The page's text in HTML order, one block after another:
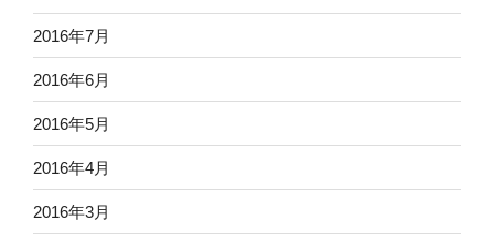
2016年7月
2016年6月
2016年5月
2016年4月
2016年3月